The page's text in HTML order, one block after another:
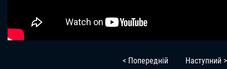
< Попередній Наступний >